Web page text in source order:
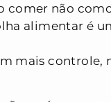
comer não
alimentar é
mais controle,